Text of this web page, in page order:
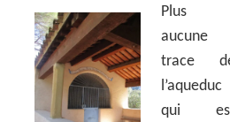
Plus
aucune
trace
l’aqueduc
qui